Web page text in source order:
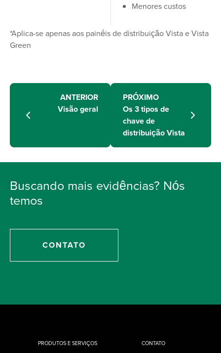
Menores custos
*Aplica-se apenas aos painéis de distribuição Vista e Vista
Green
ANTERIOR
Visão geral
PRÓXIMO
Os 3 tipos de
chave de
distribuição Vista
Buscando mais evidências? Nós
temos
CONTATO
PRODUTOS E SERVIÇOS
CONTATO